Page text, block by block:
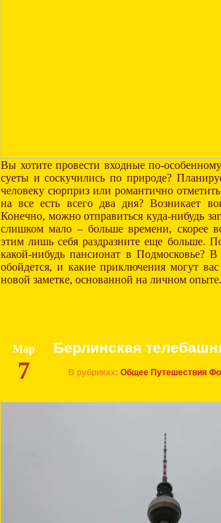
Вы хотите провести входные по-
суеты и соскучились по природе?
человеку сюрприз или романтично
на все есть всего два дня? Возникает
Конечно, можно отправиться куда-нибудь
слишком мало – больше времени, скорее
этим лишь себя раздразните еще больше.
какой-нибудь пансионат в Подмосковье?
обойдется, и какие приключения могут
новой заметке, основанной на личном
Мар
7
Берлинская
В рубриках: Общее Путешествия